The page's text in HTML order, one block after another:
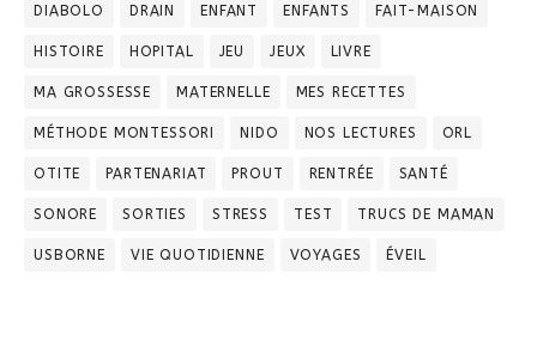
DIABOLO DRAIN ENFANT ENFANTS FAIT-MAISON
HISTOIRE HOPITAL JEU JEUX LIVRE
MA GROSSESSE MATERNELLE MES RECETTES
MÉTHODE MONTESSORI NIDO NOS LECTURES ORL
OTITE PARTENARIAT PROUT RENTRÉE SANTÉ
SONORE SORTIES STRESS TEST TRUCS DE MAMAN
USBORNE VIE QUOTIDIENNE VOYAGES ÉVEIL